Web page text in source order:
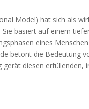
Model) hat sich als
basiert auf einem
eines
betont die Bedeutung
diesen erfüllenden,